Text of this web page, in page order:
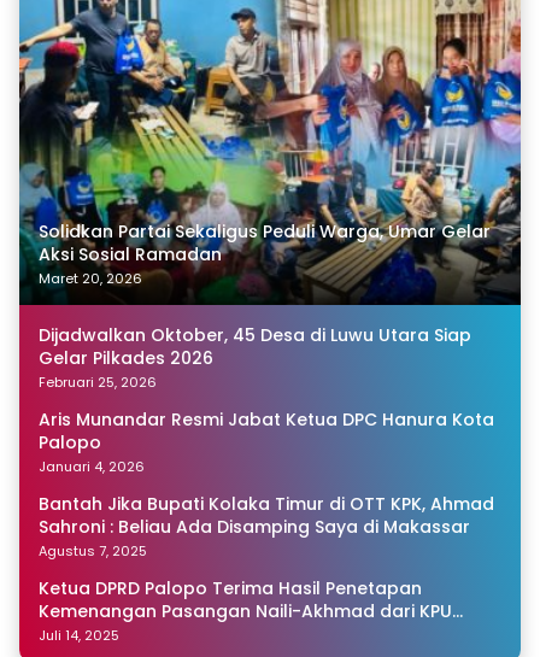
Solidkan Partai Sekaligus Peduli Warga, Umar Gelar
Aksi Sosial Ramadan
Maret 20, 2026
Dijadwalkan Oktober, 45 Desa di Luwu Utara Siap
Gelar Pilkades 2026
Februari 25, 2026
Aris Munandar Resmi Jabat Ketua DPC Hanura Kota
Palopo
Januari 4, 2026
Bantah Jika Bupati Kolaka Timur di OTT KPK, Ahmad
Sahroni : Beliau Ada Disamping Saya di Makassar
Agustus 7, 2025
Ketua DPRD Palopo Terima Hasil Penetapan
Kemenangan Pasangan Naili-Akhmad dari KPU
Sulsel
Juli 14, 2025